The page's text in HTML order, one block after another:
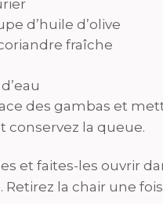
d’huile d’olive
fraîche
des gambas et
conservez la queue.
et faites-les ouvrir
la chair une